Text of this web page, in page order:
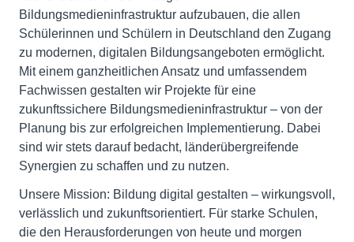
Bildungsmedieninfrastruktur aufzubauen, die allen
Schülerinnen und Schülern in Deutschland den Zugang
zu modernen, digitalen Bildungsangeboten ermöglicht.
Mit einem ganzheitlichen Ansatz und umfassendem
Fachwissen gestalten wir Projekte für eine
zukunftssichere Bildungsmedieninfrastruktur – von der
Planung bis zur erfolgreichen Implementierung. Dabei
sind wir stets darauf bedacht, länderübergreifende
Synergien zu schaffen und zu nutzen.
Unsere Mission: Bildung digital gestalten – wirkungsvoll,
verlässlich und zukunftsorientiert. Für starke Schulen,
die den Herausforderungen von heute und morgen